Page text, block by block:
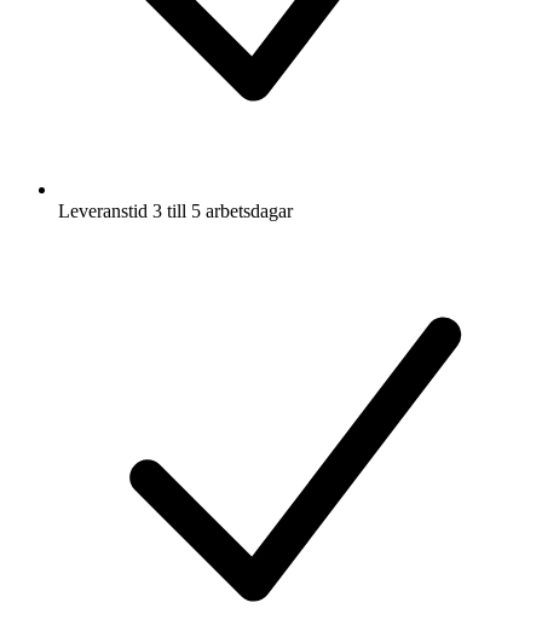
Leveranstid 3 till 5 arbetsdagar